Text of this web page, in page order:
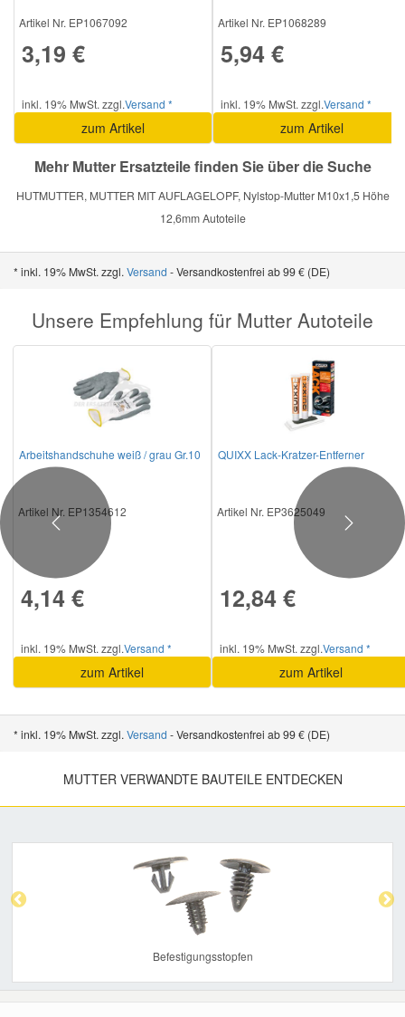
Artikel Nr. EP1067092
3,19 €
inkl. 19% MwSt. zzgl.Versand *
zum Artikel
Artikel Nr. EP1068289
5,94 €
inkl. 19% MwSt. zzgl.Versand *
zum Artikel
Mehr Mutter Ersatzteile finden Sie über die Suche
HUTMUTTER, MUTTER MIT AUFLAGELOPF, Nylstop-Mutter M10x1,5 Höhe
12,6mm Autoteile
* inkl. 19% MwSt. zzgl. Versand - Versandkostenfrei ab 99 € (DE)
Unsere Empfehlung für Mutter Autoteile
Arbeitshandschuhe weiß / grau Gr.10
Artikel Nr. EP1354612
4,14 €
inkl. 19% MwSt. zzgl.Versand *
zum Artikel
QUIXX Lack-Kratzer-Entferner
Artikel Nr. EP3625049
12,84 €
inkl. 19% MwSt. zzgl.Versand *
zum Artikel
Previous Next
* inkl. 19% MwSt. zzgl. Versand - Versandkostenfrei ab 99 € (DE)
MUTTER VERWANDTE BAUTEILE ENTDECKEN
Befestigungsstopfen
Smart Ersatzteile
Suzuki Ersatzteile
Toyota Ersatzteile
Vauxhall Ersatzteile
Volvo Ersatzteile